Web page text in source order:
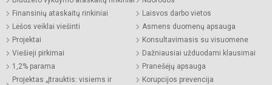
Finansinių ataskaitų rinkiniai
Lėšos veiklai viešinti
Projektai
Viešieji pirkimai
1,2% parama
Projektas „Įtrauktis: visiems ir
Laisvos darbo vietos
Asmens duomenų apsauga
Konsultavimasis su visuomene
Dažniausiai užduodami klausimai
Pranešėjų apsauga
Korupcijos prevencija